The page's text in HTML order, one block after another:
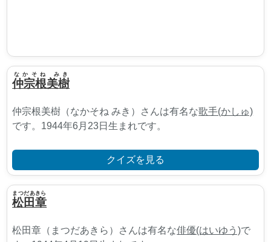
仲宗根美樹
なかそね みき
仲宗根美樹（なかそね みき）さんは有名な歌手(かしゅ)
です。1944年6月23日生まれです。
クイズを見る
松田章
まつだあきら
松田章（まつだあきら）さんは有名な俳優(はいゆう)で